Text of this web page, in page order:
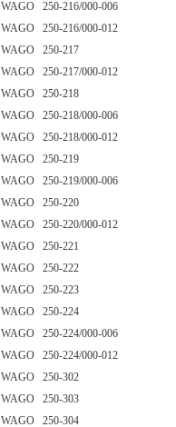
WAGO 250-216/000-006
WAGO 250-216/000-012
WAGO 250-217
WAGO 250-217/000-012
WAGO 250-218
WAGO 250-218/000-006
WAGO 250-218/000-012
WAGO 250-219
WAGO 250-219/000-006
WAGO 250-220
WAGO 250-220/000-012
WAGO 250-221
WAGO 250-222
WAGO 250-223
WAGO 250-224
WAGO 250-224/000-006
WAGO 250-224/000-012
WAGO 250-302
WAGO 250-303
WAGO 250-304